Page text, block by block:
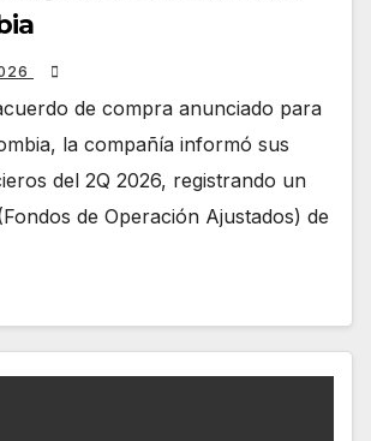
de compra anunciado para
la compañía informó sus
del 2Q 2026, registrando un
de Operación Ajustados) de